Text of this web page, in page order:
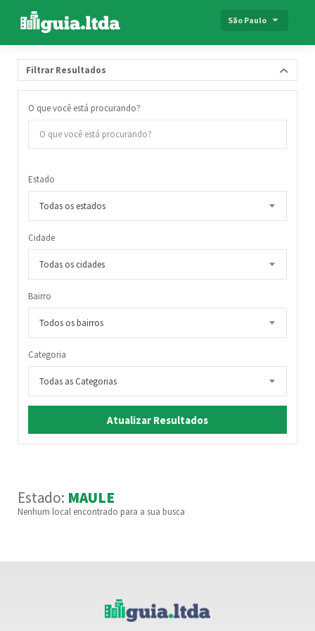
São Paulo
Filtrar Resultados
O que você está procurando?
Estado
Todas os estados
Cidade
Todas os cidades
Bairro
Todos os bairros
Categoria
Todas as Categorias
Atualizar Resultados
Estado: MAULE
Nenhum local encontrado para a sua busca